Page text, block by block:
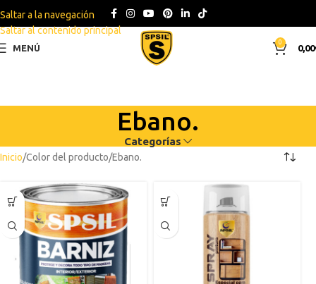
Saltar a la navegación
Saltar al contenido principal
MENÚ
0
0,00
Ebano.
Categorías
Inicio Color del producto Ebano.